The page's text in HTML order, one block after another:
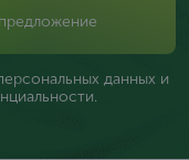
данных и
.